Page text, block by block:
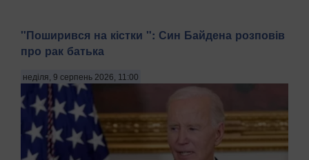
"Поширився на кістки ": Син Байдена розповів
про рак батька
неділя, 9 серпень 2026, 11:00